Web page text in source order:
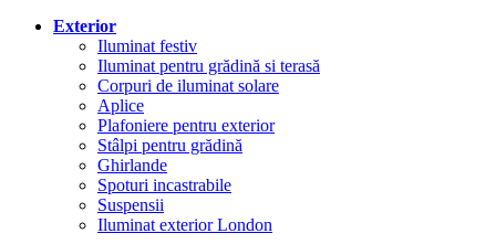
Exterior
Iluminat festiv
Iluminat pentru grădină si terasă
Corpuri de iluminat solare
Aplice
Plafoniere pentru exterior
Stâlpi pentru grădină
Ghirlande
Spoturi incastrabile
Suspensii
Iluminat exterior London